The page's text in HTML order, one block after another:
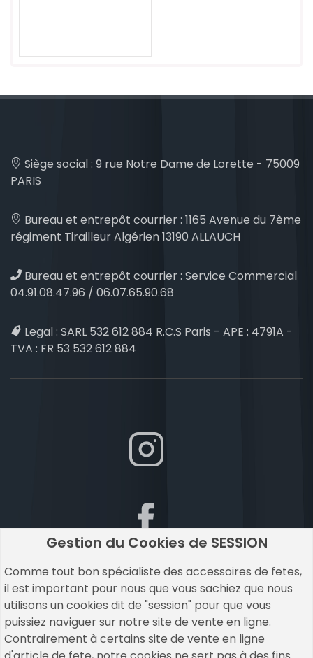
Gestion du Cookies de SESSION
Comme tout bon spécialiste des accessoires de fetes,
il est important pour nous que vous sachiez que nous
utilisons un cookies dit de "session" pour que vous
puissiez naviguer sur notre site de vente en ligne.
Contrairement à certains site de vente en ligne
Siège social : 9 rue Notre Dame de Lorette - 75009
PARIS
Bureau et entrepôt courrier : 1165 Avenue du 7ème
régiment Tirailleur Algérien 13190 ALLAUCH
Bureau et entrepôt courrier : Service Commercial
04.91.08.47.96 / 06.07.65.90.68
Legal : SARL 532 612 884 R.C.S Paris - APE : 4791A -
TVA : FR 53 532 612 884